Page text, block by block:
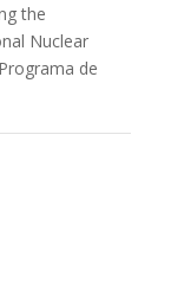
the
Nuclear
de